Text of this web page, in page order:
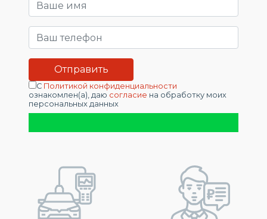
С Политикой конфиденциальности
ознакомлен(а), даю согласие на обработку моих
персональных данных